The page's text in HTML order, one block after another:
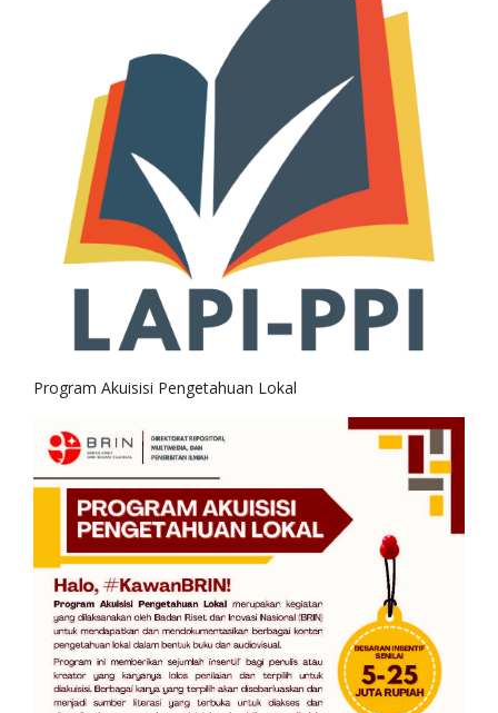
Program Akuisisi Pengetahuan Lokal